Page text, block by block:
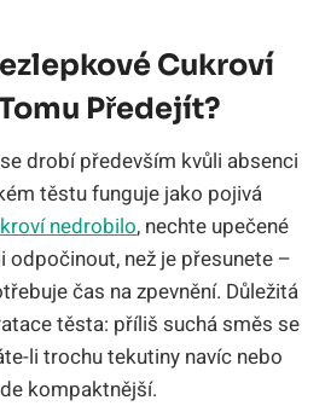
Cukroví
Předejít?
drobí především kvůli absenci
těstu funguje jako pojivá
nedrobilo, nechte upečené
odpočinout, než je přesunete –
čas na zpevnění. Důležitá
těsta: příliš suchá směs se
li trochu tekutiny navíc nebo
kompaktnější.